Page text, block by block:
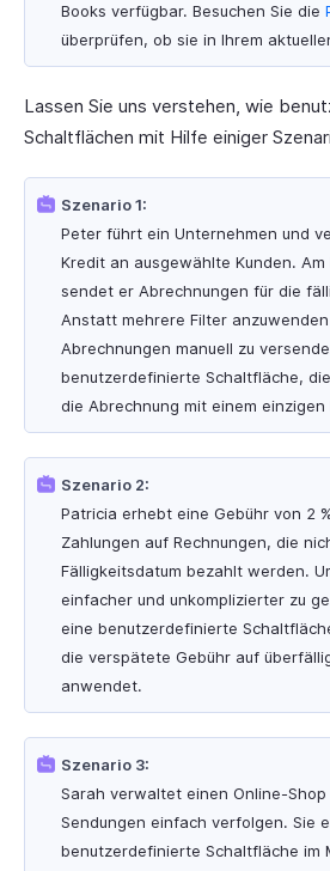
Books verfügbar. Besuchen Sie die
überprüfen, ob sie in Ihrem
Lassen Sie uns verstehen, wie
Schaltflächen mit Hilfe einiger
Szenario 1:
Peter führt ein Unternehmen und
Kredit an ausgewählte Kunden.
sendet er Abrechnungen für die
Anstatt mehrere Filter
Abrechnungen manuell zu
benutzerdefinierte Schaltfläche,
die Abrechnung mit einem einzigen
Szenario 2:
Patricia erhebt eine Gebühr von 2
Zahlungen auf Rechnungen, die
Fälligkeitsdatum bezahlt werden.
einfacher und unkomplizierter zu
eine benutzerdefinierte
die verspätete Gebühr auf
anwendet.
Szenario 3:
Sarah verwaltet einen Online-Shop
Sendungen einfach verfolgen. Sie
benutzerdefinierte Schaltfläche im